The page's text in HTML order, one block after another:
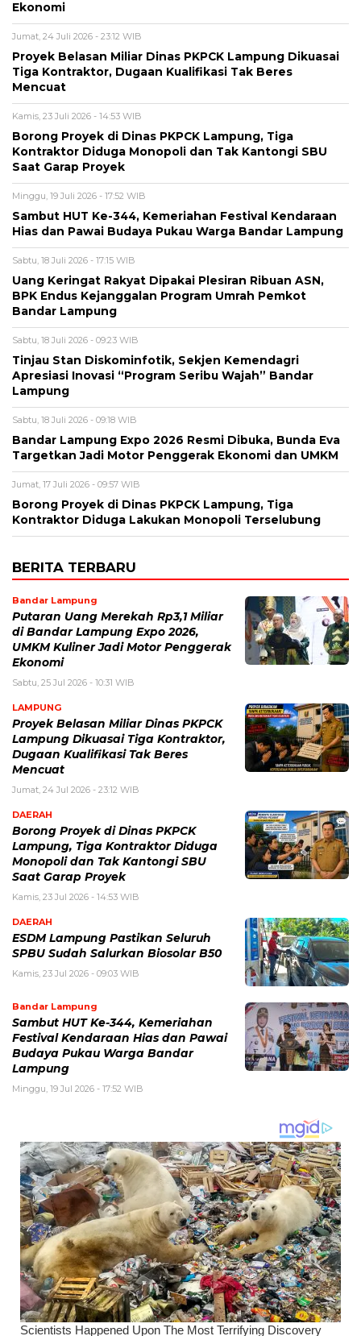
Ekonomi
Jumat, 24 Juli 2026 - 23:12 WIB
Proyek Belasan Miliar Dinas PKPCK Lampung Dikuasai
Tiga Kontraktor, Dugaan Kualifikasi Tak Beres
Mencuat
Kamis, 23 Juli 2026 - 14:53 WIB
Borong Proyek di Dinas PKPCK Lampung, Tiga
Kontraktor Diduga Monopoli dan Tak Kantongi SBU
Saat Garap Proyek
Minggu, 19 Juli 2026 - 17:52 WIB
Sambut HUT Ke-344, Kemeriahan Festival Kendaraan
Hias dan Pawai Budaya Pukau Warga Bandar Lampung
Sabtu, 18 Juli 2026 - 17:15 WIB
Uang Keringat Rakyat Dipakai Plesiran Ribuan ASN,
BPK Endus Kejanggalan Program Umrah Pemkot
Bandar Lampung
Sabtu, 18 Juli 2026 - 09:23 WIB
Tinjau Stan Diskominfotik, Sekjen Kemendagri
Apresiasi Inovasi “Program Seribu Wajah” Bandar
Lampung
Sabtu, 18 Juli 2026 - 09:18 WIB
Bandar Lampung Expo 2026 Resmi Dibuka, Bunda Eva
Targetkan Jadi Motor Penggerak Ekonomi dan UMKM
Jumat, 17 Juli 2026 - 09:57 WIB
Borong Proyek di Dinas PKPCK Lampung, Tiga
Kontraktor Diduga Lakukan Monopoli Terselubung
BERITA TERBARU
Bandar Lampung
Putaran Uang Merekah Rp3,1 Miliar
di Bandar Lampung Expo 2026,
UMKM Kuliner Jadi Motor Penggerak
Ekonomi
Sabtu, 25 Jul 2026 - 10:31 WIB
LAMPUNG
Proyek Belasan Miliar Dinas PKPCK
Lampung Dikuasai Tiga Kontraktor,
Dugaan Kualifikasi Tak Beres
Mencuat
Jumat, 24 Jul 2026 - 23:12 WIB
DAERAH
Borong Proyek di Dinas PKPCK
Lampung, Tiga Kontraktor Diduga
Monopoli dan Tak Kantongi SBU
Saat Garap Proyek
Kamis, 23 Jul 2026 - 14:53 WIB
DAERAH
ESDM Lampung Pastikan Seluruh
SPBU Sudah Salurkan Biosolar B50
Kamis, 23 Jul 2026 - 09:03 WIB
Bandar Lampung
Sambut HUT Ke-344, Kemeriahan
Festival Kendaraan Hias dan Pawai
Budaya Pukau Warga Bandar
Lampung
Minggu, 19 Jul 2026 - 17:52 WIB